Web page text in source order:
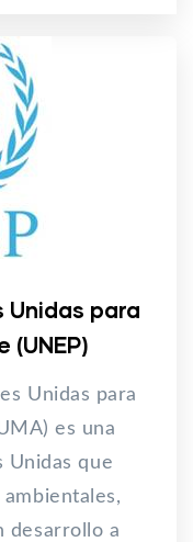
Unidas para
(UNEP)
Unidas para
es una
Unidas que
desarrollo a